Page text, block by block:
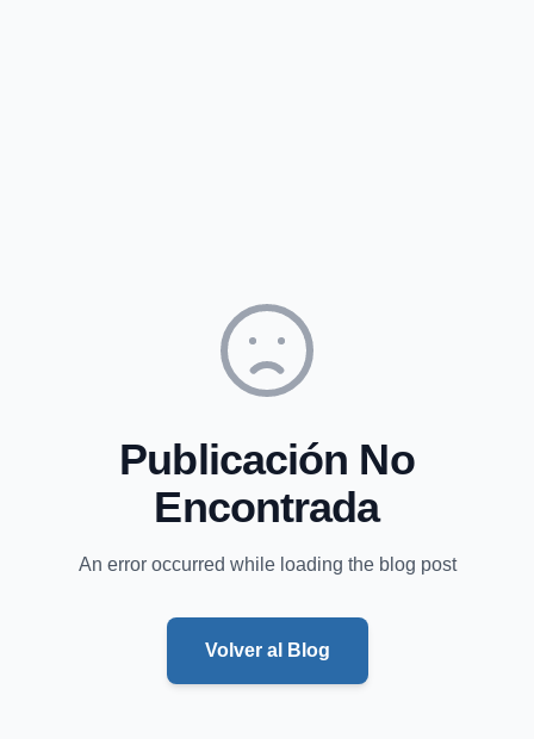
Publicación No
Encontrada
An error occurred while loading the blog post
Volver al Blog